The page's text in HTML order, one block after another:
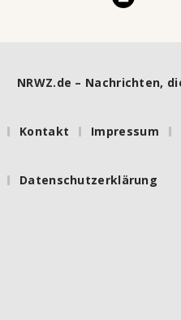
NRWZ.de – Nachrichten,
Kontakt Impressum
Datenschutzerklärung